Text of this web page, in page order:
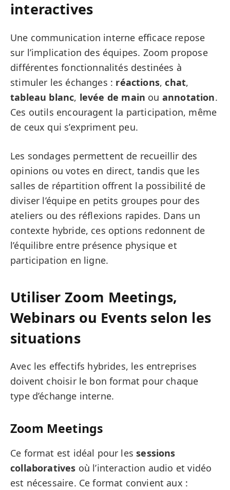
interactives
Une communication interne efficace repose
sur l’implication des équipes. Zoom propose
différentes fonctionnalités destinées à
stimuler les échanges : réactions,chat,
tableau blanc, levée de main ou annotation.
Ces outils encouragent la participation, même
de ceux qui s’expriment peu.
Les sondages permettent de recueillir des
opinions ou votes en direct, tandis que les
salles de répartition offrent la possibilité de
diviser l’équipe en petits groupes pour des
ateliers ou des réflexions rapides. Dans un
contexte hybride, ces options redonnent de
l’équilibre entre présence physique et
participation en ligne.
Utiliser Zoom Meetings,
Webinars ou Events selon les
situations
Avec les effectifs hybrides, les entreprises
doivent choisir le bon format pour chaque
type d’échange interne.
Zoom Meetings
Ce format est idéal pour lessessions
collaboratives où l’interaction audio et vidéo
est nécessaire. Ce format convient aux :